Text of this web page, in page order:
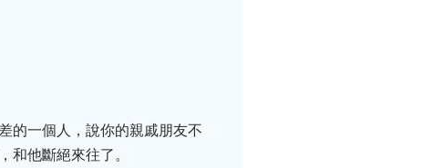
的一個人，說你的親戚朋友不
他斷絕來往了。